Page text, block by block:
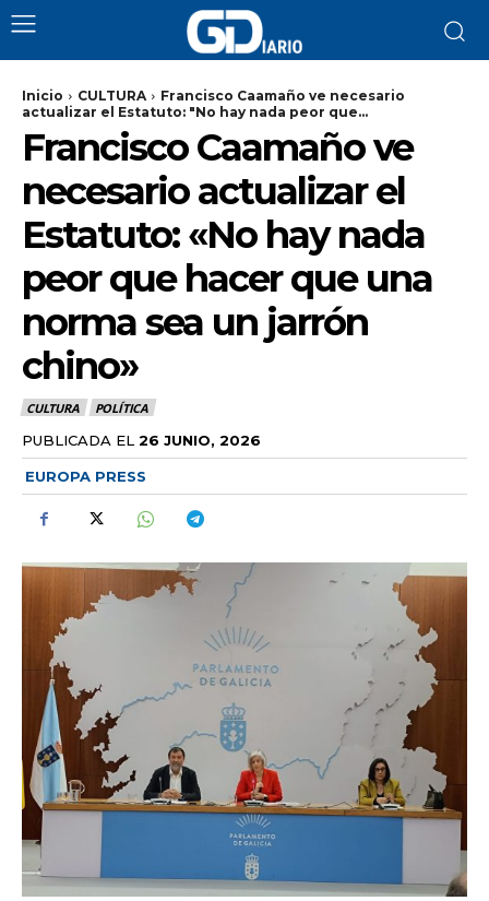
Inicio CULTURA
Francisco Caamaño ve necesario
actualizar el Estatuto: "No hay nada peor que...
Francisco Caamaño ve
necesario actualizar el
Estatuto: «No hay nada
peor que hacer que una
norma sea un jarrón
chino»
CULTURA POLÍTICA
PUBLICADA EL 26 JUNIO, 2026
EUROPA PRESS